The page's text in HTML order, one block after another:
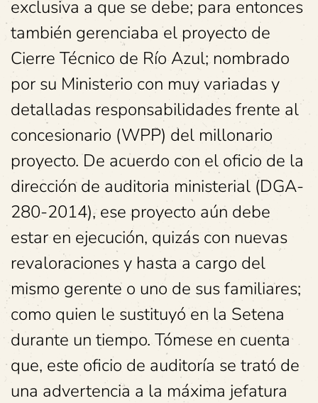
exclusiva a que se debe; para entonces
también gerenciaba el proyecto de
Cierre Técnico de Río Azul; nombrado
por su Ministerio con muy variadas y
detalladas responsabilidades frente al
concesionario (WPP) del millonario
proyecto. De acuerdo con el oficio de la
dirección de auditoria ministerial (DGA-
280-2014), ese proyecto aún debe
estar en ejecución, quizás con nuevas
revaloraciones y hasta a cargo del
mismo gerente o uno de sus familiares;
como quien le sustituyó en la Setena
durante un tiempo. Tómese en cuenta
que, este oficio de auditoría se trató de
una advertencia a la máxima jefatura